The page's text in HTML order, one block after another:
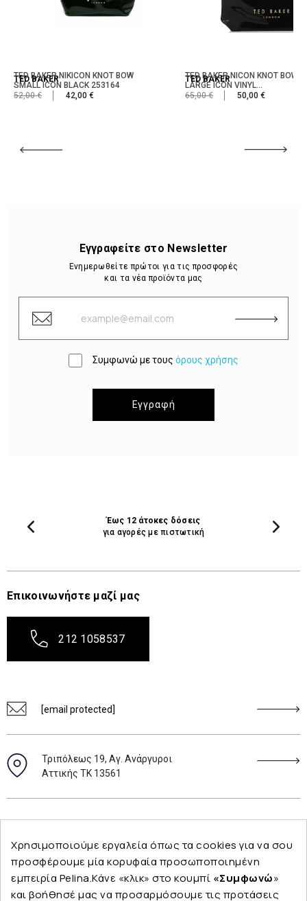
TED BAKER
TED BAKER NIKICON KNOT BOW
SMALL ICON BLACK 253164
52,00 €
42,00 €
TED BAKER
TED BAKER NICON KNOT BOW
LARGE ICON VINYL...
65,00 €
50,00 €
Εγγραφείτε στο Newsletter
Ενημερωθείτε πρώτοι για τις προσφορές
και τα νέα προϊόντα μας
Συμφωνώ με τους όρους χρήσης
Εγγραφή
Έως 12 άτοκες δόσεις
για αγορές με πιστωτική
Επικοινωνήστε μαζί μας
212 1058537
[email protected]
Τριπόλεως 19, Αγ. Ανάργυροι
Αττικής ΤΚ 13561
Εταιρεία
Χρησιμοποιούμε εργαλεία όπως τα cookies για να σου
προσφέρουμε μία κορυφαία προσωποποιημένη
εμπειρία Pelina.Κάνε «κλικ» στο κουμπί «Συμφωνώ»
και βοήθησέ μας να προσαρμόσουμε τις προτάσεις